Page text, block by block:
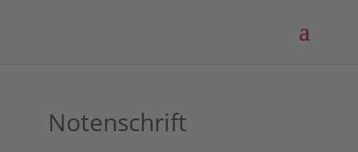
Notenschrift